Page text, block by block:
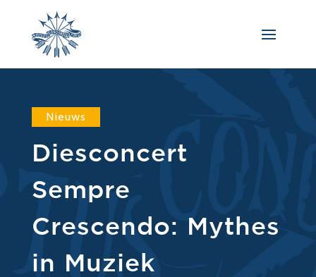
Nieuws
Diesconcert
Sempre
Crescendo: Mythes
in Muziek